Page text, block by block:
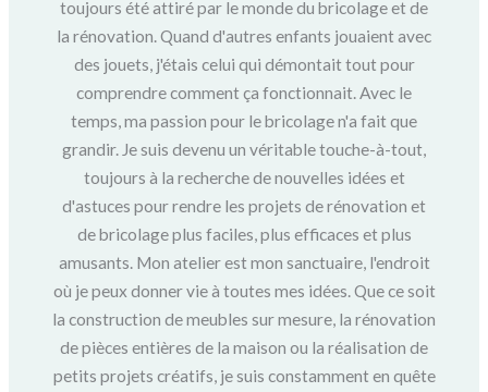
toujours été attiré par le monde du bricolage et de
la rénovation. Quand d'autres enfants jouaient avec
des jouets, j'étais celui qui démontait tout pour
comprendre comment ça fonctionnait. Avec le
temps, ma passion pour le bricolage n'a fait que
grandir. Je suis devenu un véritable touche-à-tout,
toujours à la recherche de nouvelles idées et
d'astuces pour rendre les projets de rénovation et
de bricolage plus faciles, plus efficaces et plus
amusants. Mon atelier est mon sanctuaire, l'endroit
où je peux donner vie à toutes mes idées. Que ce soit
la construction de meubles sur mesure, la rénovation
de pièces entières de la maison ou la réalisation de
petits projets créatifs, je suis constamment en quête